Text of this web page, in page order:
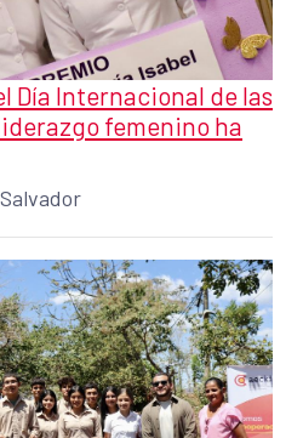
Día Internacional de las
femenino ha